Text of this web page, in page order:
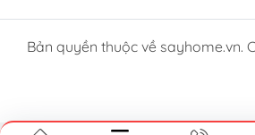
Bản quyền thuộc về sayhome.vn.